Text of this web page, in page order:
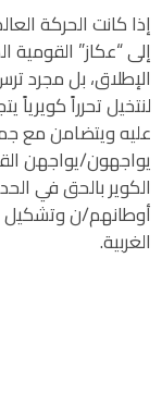
إذا كانت الحركة
إلى “عكاز” القومية
الإطلاق، بل مجرد
لنتخيل تحرراً
عليه ويتضامن مع
يواجهون/يواجهن
الكوير بالحق في
أوطانهم/ن وتشكيل
الغربية.